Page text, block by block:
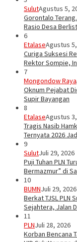
SulutAgustus 5,
Gorontalo
Rasio Desa
6
EtalaseAgustus
Curiga Suksesi
Rektor Sompie,
7
Mongondow Raya
Oknum Pejabat
Supir Bayangan
8
EtalaseAgustus
Tragis Nasib
Ternyata 2026
9
SulutJuli 29, 2026
Puji Tuhan PLN
Bermazmur” di
10
BUMNJuli 29, 2026
Berkat TJSL PLN
Sejahtera, Jalan
11
PLNJuli 28, 2026
Korban Bencana